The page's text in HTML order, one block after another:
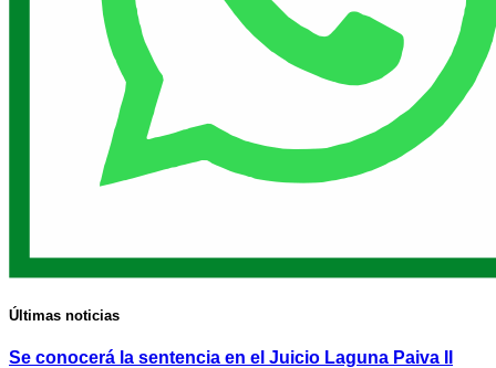
Últimas noticias
Se conocerá la sentencia en el Juicio Laguna Paiva II